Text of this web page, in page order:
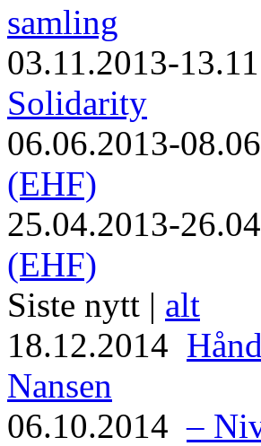
samling
03.11.2013-
Solidarity
06.06.2013-
(EHF)
25.04.2013-
(EHF)
Siste nytt | alt
18.12.2014
Nansen
06.10.2014–